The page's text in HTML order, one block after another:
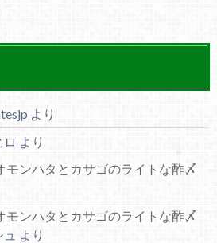
より
ロ より
モンハタとカサゴのライトな酢〆
モンハタとカサゴのライトな酢〆
より